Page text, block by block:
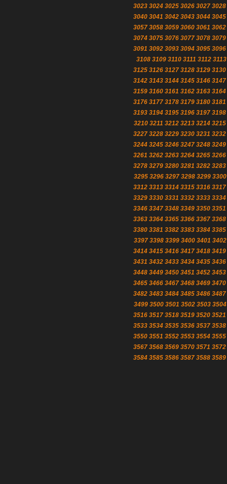
3023 3024 3025 3026 3027 3028
3040 3041 3042 3043 3044 3045
3057 3058 3059 3060 3061 3062
3074 3075 3076 3077 3078 3079
3091 3092 3093 3094 3095 3096
3108 3109 3110 3111 3112 3113
3125 3126 3127 3128 3129 3130
3142 3143 3144 3145 3146 3147
3159 3160 3161 3162 3163 3164
3176 3177 3178 3179 3180 3181
3193 3194 3195 3196 3197 3198
3210 3211 3212 3213 3214 3215
3227 3228 3229 3230 3231 3232
3244 3245 3246 3247 3248 3249
3261 3262 3263 3264 3265 3266
3278 3279 3280 3281 3282 3283
3295 3296 3297 3298 3299 3300
3312 3313 3314 3315 3316 3317
3329 3330 3331 3332 3333 3334
3346 3347 3348 3349 3350 3351
3363 3364 3365 3366 3367 3368
3380 3381 3382 3383 3384 3385
3397 3398 3399 3400 3401 3402
3414 3415 3416 3417 3418 3419
3431 3432 3433 3434 3435 3436
3448 3449 3450 3451 3452 3453
3465 3466 3467 3468 3469 3470
3482 3483 3484 3485 3486 3487
3499 3500 3501 3502 3503 3504
3516 3517 3518 3519 3520 3521
3533 3534 3535 3536 3537 3538
3550 3551 3552 3553 3554 3555
3567 3568 3569 3570 3571 3572
3584 3585 3586 3587 3588 3589